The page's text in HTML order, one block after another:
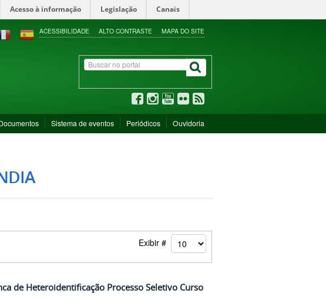
Acesso à informação Legislação Canais
ACESSIBILIDADE ALTO CONTRASTE MAPA DO SITE
Sistema de eventos Periódicos Ouvidoria
Exibir #
de Heteroidentificação Processo Seletivo Curso